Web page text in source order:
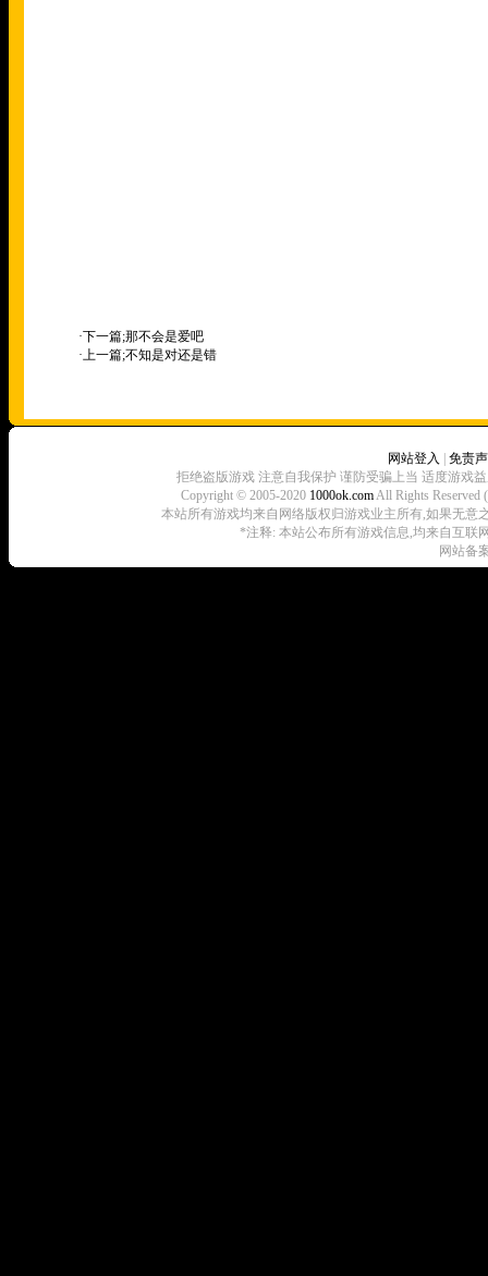
·下一篇;那不会是爱吧
·上一篇;不知是对还是错
网站登入
免责
拒绝盗版游戏 注意自我保护 谨防受骗上当 适度游戏
Copyright © 2005-2020 1000ok.comAll Rights
本站所有游戏均来自网络版权归游戏业主所有,如果无意
*注释: 本站公布所有游戏信息,均来自互联
网站备